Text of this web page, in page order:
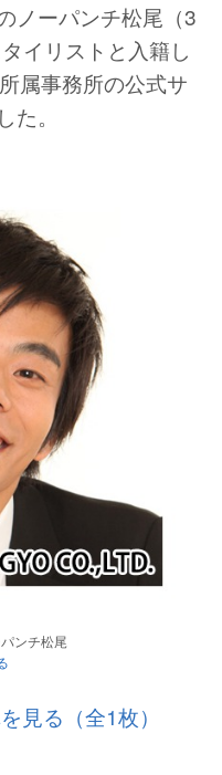
ノーパンチ松尾（3
イリストと入籍し
属事務所の公式サ
。
ンチ松尾
見る（全1枚）